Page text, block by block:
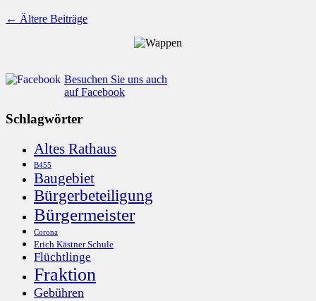
← Ältere Beiträge
Besuchen Sie uns auch
auf Facebook
Schlagwörter
Altes Rathaus
B455
Baugebiet
Bürgerbeteiligung
Bürgermeister
Corona
Erich Kästner Schule
Flüchtlinge
Fraktion
Gebühren